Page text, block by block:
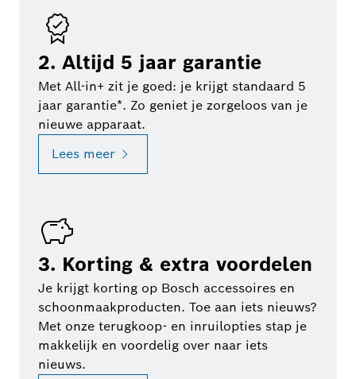
2. Altijd 5 jaar garantie
Met All-in+ zit je goed: je krijgt standaard 5
jaar garantie*. Zo geniet je zorgeloos van je
nieuwe apparaat.
Lees meer
3. Korting & extra voordelen
Je krijgt korting op Bosch accessoires en
schoonmaakproducten. Toe aan iets nieuws?
Met onze terugkoop- en inruilopties stap je
makkelijk en voordelig over naar iets
nieuws.